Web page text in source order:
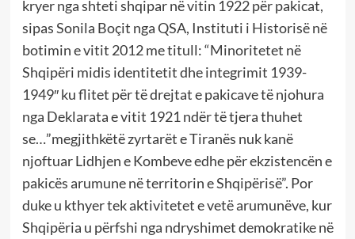
kryer nga shteti shqipar në vitin 1922 për pakicat,
sipas Sonila Boçit nga QSA, Instituti i Historisë në
botimin e vitit 2012 me titull: “Minoritetet në
Shqipëri midis identitetit dhe integrimit 1939-
1949″ ku flitet për të drejtat e pakicave të njohura
nga Deklarata e vitit 1921 ndër të tjera thuhet
se…”megjithkëtë zyrtarët e Tiranës nuk kanë
njoftuar Lidhjen e Kombeve edhe për ekzistencën e
pakicës arumune në territorin e Shqipërisë”. Por
duke u kthyer tek aktivitetet e vetë arumunëve, kur
Shqipëria u përfshi nga ndryshimet demokratike në